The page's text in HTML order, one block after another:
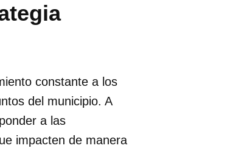
constante a los
del municipio. A
a las
impacten de manera